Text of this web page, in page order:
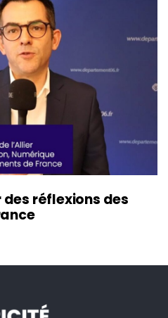
des réflexions des